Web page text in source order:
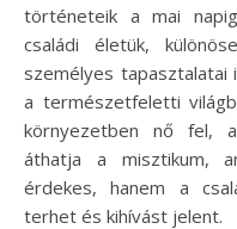
történeteik a mai
családi életük,
személyes tapasztalatai
a természetfeletti
környezetben nő fel,
áthatja a misztikum,
érdekes, hanem a
terhet és kihívást jelent.